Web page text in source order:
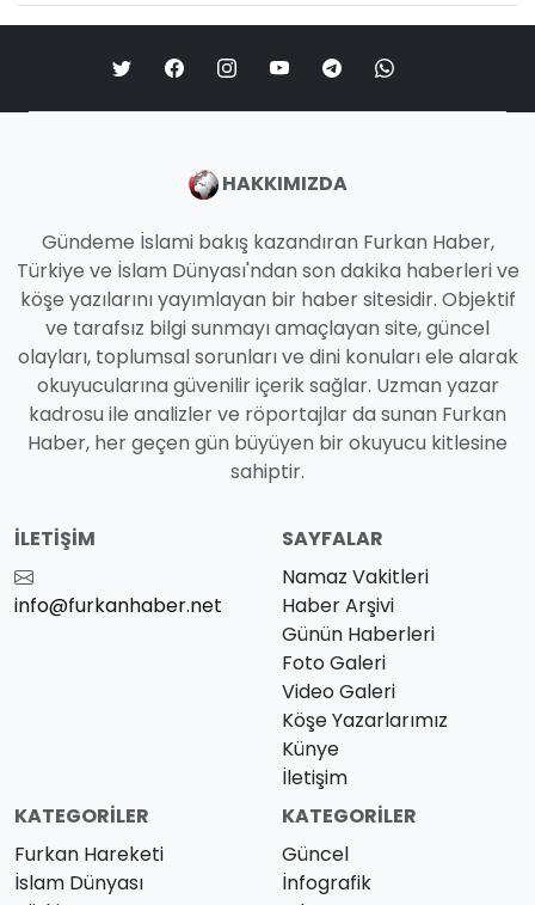
HAKKIMIZDA
Gündeme İslami bakış kazandıran Furkan Haber,
Türkiye ve İslam Dünyası'ndan son dakika haberleri ve
köşe yazılarını yayımlayan bir haber sitesidir. Objektif
ve tarafsız bilgi sunmayı amaçlayan site, güncel
olayları, toplumsal sorunları ve dini konuları ele alarak
okuyucularına güvenilir içerik sağlar. Uzman yazar
kadrosu ile analizler ve röportajlar da sunan Furkan
Haber, her geçen gün büyüyen bir okuyucu kitlesine
sahiptir.
İLETIŞIM
info@furkanhaber.net
SAYFALAR
Namaz Vakitleri
Haber Arşivi
Günün Haberleri
Foto Galeri
Video Galeri
Köşe Yazarlarımız
Künye
İletişim
KATEGORILER
Furkan Hareketi
İslam Dünyası
KATEGORILER
Güncel
İnfografik